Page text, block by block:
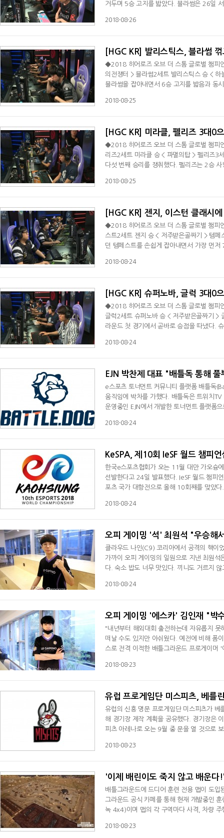
거두며 5승 고지를 밟았다. 블라썸은 26일 서울 금천구 독산동 VSL 스튜디오에서 열린 2018 히어로즈 오브 더 스톰 글
승을 거뒀다. 글럭은 실수를 연발하며 아쉬운 모습을 보였다. 1세트 시작과 동시에 블
2018-08-26
[HGC KR] 발리스틱스, 블라썸
◆2018 히어로즈 오브 더 스톰 글로벌 챔피
의전쟁터 > 블라썸2세트 발리스틱스 승 < 하늘사
블라썸을 잡아내면서 6승 고지를 밟음과 동시에 템페스트를
의 경기에서 세트 스코어 3대0 완승을 거뒀다. 1세트에서 첫 불멸자는 블라썸이 가져갔지만 스랄이 제압을 당하는
2018-08-25
[HGC KR] 미라클, 펠리즈 3대0
◆2018 히어로즈 오브 더 스톰 글로벌 챔피
리즈2세트 미라클 승 < 파멸의탑 > 펠리즈3세트 미라클 승 < 불
다섯 번째 승리를 쟁취했다. 펠리즈는 2승 사냥에 실패했다. 미라클은 25일 서울 금천구
완승을 거뒀다. 1세트 초반은 펠리즈가 미라클을 압도했다. 15분이 넘어가는 시점에 펠리즈는 미라클의 요새를 모두 파
2018-08-25
[HGC KR] 젠지, 이스턴 클래시
◆2018 히어로즈 오브 더 스톰 글로벌 챔피
스트2세트 젠지 승 < 저주받은골짜기 > 템페스트3세트
던 템페스트를 손쉽게 잡아내면서 가장 먼저 7승을 달성해 리그 1
서 세트 스코어 3대0 완승을 거뒀다. 템페스
2018-08-24
[HGC KR] 슈퍼노바, 글럭 3대0
◆2018 히어로즈 오브 더 스톰 글로벌 챔피
글럭2세트 슈퍼노바 승 < 저주받은골짜기 > 글럭 3세트 슈
라운드 첫 경기에서 곧바로 승점을 따냈다. 슈퍼노바는 24일 서울 금천구 독산동 VSL 스튜디오에서 열린 2018 히어로
세트 스코어 3대0 승리를 거뒀다. 초반 팽팽한 접전 양상이던 1세트는 7분 하단 교전 한 번에 균형을 잃었다. 사원을 빼
2018-08-24
EJN 박찬제 대표 "배틀독 통해
e스포츠 토너먼트 커뮤니티 플랫폼 배틀독
움직임에 박차를 가했다. 배틀독은 트위치TV 전용 커뮤니티 트게더(Tgd.kr)와 스트리머 후원 플랫폼인 트윕(Twip.kr)을
운영중인 EJN에서 개발한 토너먼트 플랫폼
다. 스트리머 관련 콘텐츠로 사업을 진행하던 EJN이 어떻게 e스포츠 사업에 뛰어들게 됐을까. EJN 박찬제 대표는 "트게
2018-08-24
KeSPA, 제10회 IeSF 월드 챔피
한국e스포츠협회가 오는 11월 대만 가오슝
선발한다고 24일 발표했다. IeSF 월드 챔피언십은 문화체육관광부가 후원하고 국제e스포츠연맹(IeSF)이 주최하는 e스
포츠 국가 대항전으로 올해 10회째를 맞았
42개국, 670명이 참가할 예정이다. 한국은 지
2018-08-24
오피 게이밍 '석' 최원석 "우승해
클라우드 나인(C9) 코리아에서 공격의 핵이
가까이 오피 게이밍의 일원으로 지낸 최원
다. 숙소 밥도 너무 맛있다. 끼니도 거르지 않고 있다"며 만족감을 드
그라운드의 '갈락티코'를 연상시키는 영입 러시다. 이름값 있는 선수들과 함께 하게 된 것에 대해 최원석은
2018-08-24
오피 게이밍 '에스카' 김인재 "박
"내년부터 해외대회 출전하는데 자유롭지
떠날 수도 있지만 아쉬웠다. 예전에 비해 폼이 많이 올라왔는
스로 전격 이적한 배틀그라운드 프로게이머
벌 무대에 도전하는 젠지에게 걸림돌이 된다
2018-08-23
유럽 프로게임단 미스피츠, 베를
유럽의 신흥 명문 프로게임단 미스피츠가 베를린에 경기장을 세울
해 경기장 제작 계획을 공유했다. 경기장은
피츠 아레나로 오는 9월 중 문을 열 것으로 보인다. 미스피츠가 공개한 경기장 조감도에 따르면 방송용
경기장을 마련한 것으로 풀이된다. 미스피츠 운영 부사장인 제이크 쿤은 "미스피츠 아레나를 통해 게이머들에게 진정한
2018-08-23
'이제 배린이도 죽지 않고 배운
배틀그라운드에 드디어 훈련 전용 맵이 도입된다. 플레이어언노운스 배틀그라운드 개발사인 펍지주식회사
그라운드 공식 카페를 통해 현재 개발중인 훈련장 맵에 대해 안내했다. 펍
녹 4x4)이며 맵의 각 구역마다 사격, 차량
는 장거리 트랙, 레이싱 트랙, 비포장 도로, 곡예 경
2018-08-23